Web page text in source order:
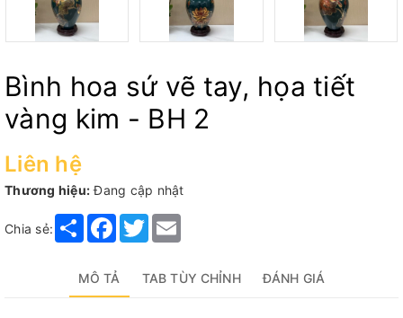
Bình hoa sứ vẽ tay, họa tiết
vàng kim - BH 2
Liên hệ
Thương hiệu: Đang cập nhật
Chia sẻ: Share Facebook
Twitter
MÔ TẢ TAB TÙY CHỈNH ĐÁNH GIÁ